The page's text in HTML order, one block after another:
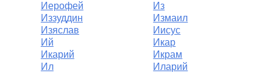
Иерофей
Из
Иззуддин
Измаил
Изяслав
Иисус
Ий
Икар
Икарий
Икрам
Ил
Иларий